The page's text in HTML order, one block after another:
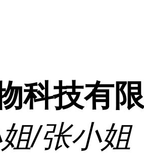
科技有
/张小姐